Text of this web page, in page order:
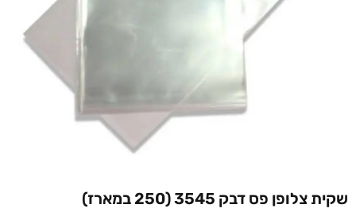
שקית צלופן פס דבק 3545 (250 במארז)